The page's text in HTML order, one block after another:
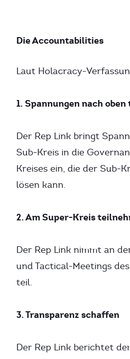
Die Accountabilities
Laut Holacracy-
1. Spannungen nach oben
Der Rep Link bringt
Sub-Kreis in die
Kreises ein, die der Sub-
lösen kann.
2. Am Super-Kreis
Der Rep Link nimmt an
und Tactical-Meetings
teil.
3. Transparenz schaffen
Der Rep Link berichtet